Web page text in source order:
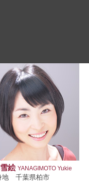
絵 YANAGIMOTO Yukie
地 千葉県柏市